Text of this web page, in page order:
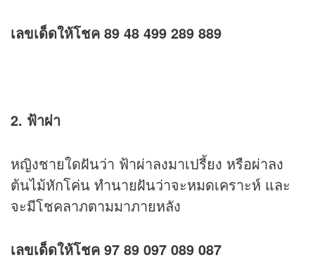
เลขเด็ดให้โชค 89 48 499 289 889
2. ฟ้าผ่า
หญิงชายใดฝันว่า ฟ้าผ่าลงมาเปรี้ยง หรือผ่าลง
ต้นไม้หักโค่น ทำนายฝันว่าจะหมดเคราะห์ และ
จะมีโชคลาภตามมาภายหลัง
เลขเด็ดให้โชค 97 89 097 089 087